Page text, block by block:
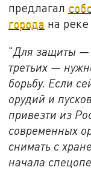
предлагал
города на
"Для защиты —
третьих —
борьбу. Если
орудий и
привезти из
современных
снимать с
начала